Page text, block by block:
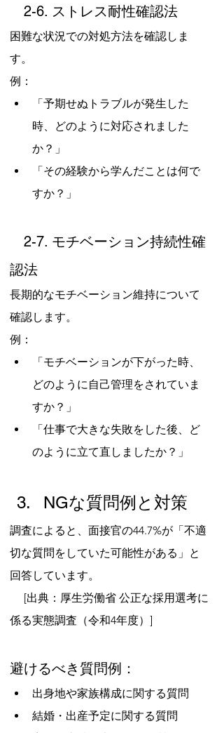
2-6. ストレス耐性確認法
困難な状況での対処方法を確認しま
す。
例：
「予期せぬトラブルが発生した
時、どのように対応されました
か？」
「その経験から学んだことは何で
すか？」
2-7. モチベーション持続性確
認法
長期的なモチベーション維持について
確認します。
例：
「モチベーションが下がった時、
どのように自己管理をされていま
すか？」
「仕事で大きな失敗をした後、ど
のように立て直しましたか？」
NGな質問例と対策
調査によると、面接官の44.7%が「不適
切な質問をしていた可能性がある」と
回答しています。
[出典：厚生労働省 公正な採用選考に
係る実態調査（令和4年度）]
避けるべき質問例：
出身地や家族構成に関する質問
結婚・出産予定に関する質問